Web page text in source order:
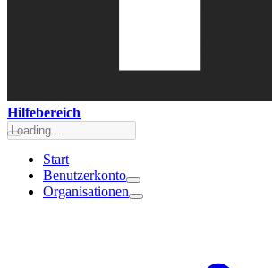
Hilfebereich
Start
Benutzerkonto
Organisationen